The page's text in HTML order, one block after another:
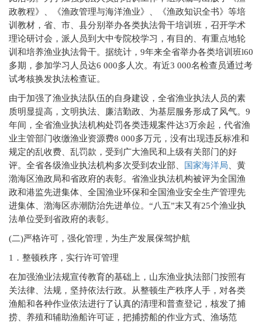
政教程》、《渔政管理与海洋渔业》、《渔政知识全书》等培
训教材，省、市、县分别举办各类执法骨干培训班，召开学术
理论研讨会，派人员到大中专院校学习，有目的、有重点地轮
训和培养渔业执法骨干。据统计，9年来全省举办各类培训班l60
多期，参加学习人员达6 000多人次。有近3 000名检查员通过考
试考核换发执法检查证。
由于加强了渔业执法队伍的自身建设，全省渔业执法人员的素
质明显提高，文明执法、廉洁勤政、为基层服务形成了风气。9
年间，全省渔业执法机构处罚各类违规案件达3万余起，代省渔
业主管部门收缴渔业资源费8 000多万元，没有出现违反标准和
规定的乱收费、乱罚款，受到广大渔民和上级有关部门的好
评。全省各级渔业执法机构多次受到农业部、
国家海洋局、黄
渤海区渔政局和省政府的表彰。省渔业执法机构被评为全国渔
政和港监先进集体、全国渔业环保和全国渔业安全生产管理先
进集体、渤海区赤潮防治先进单位。“八五”末又有25个渔业执
法单位受到省政府的表彰。
(二)严格许可，强化管理，为生产发展保驾护航
1 ．整顿秩序，实行许可管理
在加强渔业法规宣传教育的基础上，山东渔业执法部门按照有
关法律、法规，坚持依法行政。从整顿生产秩序人手，对各类
渔船和各种作业依法进行了认真的清理和普查登记，核发了捕
捞、养殖和辅助渔船许可证，把捕捞船的作业方式、渔场范